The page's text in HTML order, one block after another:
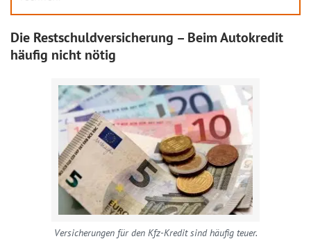
Die Restschuldversicherung – Beim Autokredit
häufig nicht nötig
Versicherungen für den Kfz-Kredit sind häufig teuer.